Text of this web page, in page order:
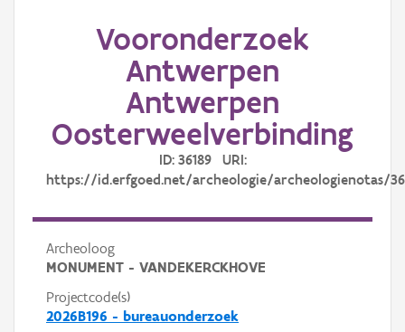
Vooronderzoek
Antwerpen
Antwerpen
Oosterweelverbinding
ID: 36189 URI:
https://id.erfgoed.net/archeologie/archeologienotas/
Archeoloog
MONUMENT - VANDEKERCKHOVE
Projectcode(s)
2026B196 - bureauonderzoek